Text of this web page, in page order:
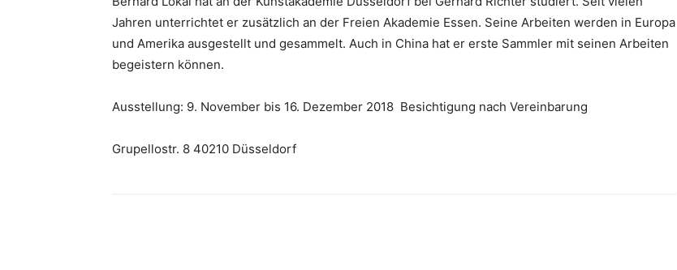
Jahren unterrichtet er zusätzlich an der Freien Akademie Essen. Seine Arbeiten werden in Europa
und Amerika ausgestellt und gesammelt. Auch in China hat er erste Sammler mit seinen Arbeiten
begeistern können.
Ausstellung: 9. November bis 16. Dezember 2018 Besichtigung nach Vereinbarung
Grupellostr. 8 40210 Düsseldorf